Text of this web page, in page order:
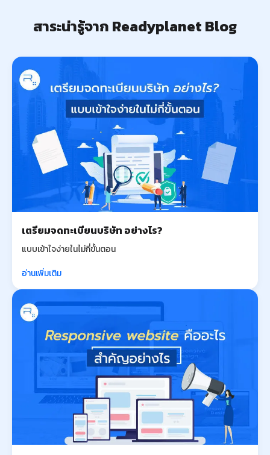
สาระน่ารู้จาก Readyplanet Blog
เตรียมจดทะเบียนบริษัท อย่างไร?
แบบเข้าใจง่ายในไม่กี่ขั้นตอน
อ่านเพิ่มเติม